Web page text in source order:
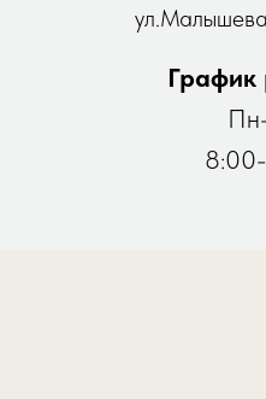
График